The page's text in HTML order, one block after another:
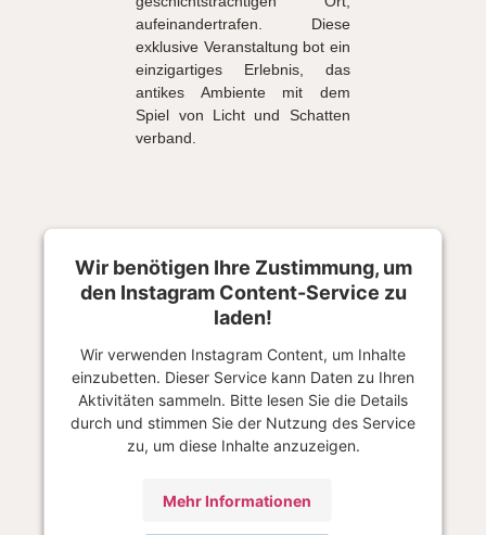
aufeinandertrafen. Diese
exklusive Veranstaltung bot ein
einzigartiges Erlebnis, das
antikes Ambiente mit dem
Spiel von Licht und Schatten
verband.
Wir benötigen Ihre Zustimmung, um
den Instagram Content-Service zu
laden!
Wir verwenden Instagram Content, um Inhalte
einzubetten. Dieser Service kann Daten zu Ihren
Aktivitäten sammeln. Bitte lesen Sie die Details
durch und stimmen Sie der Nutzung des Service
zu, um diese Inhalte anzuzeigen.
Mehr Informationen